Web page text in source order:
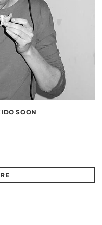
SOON